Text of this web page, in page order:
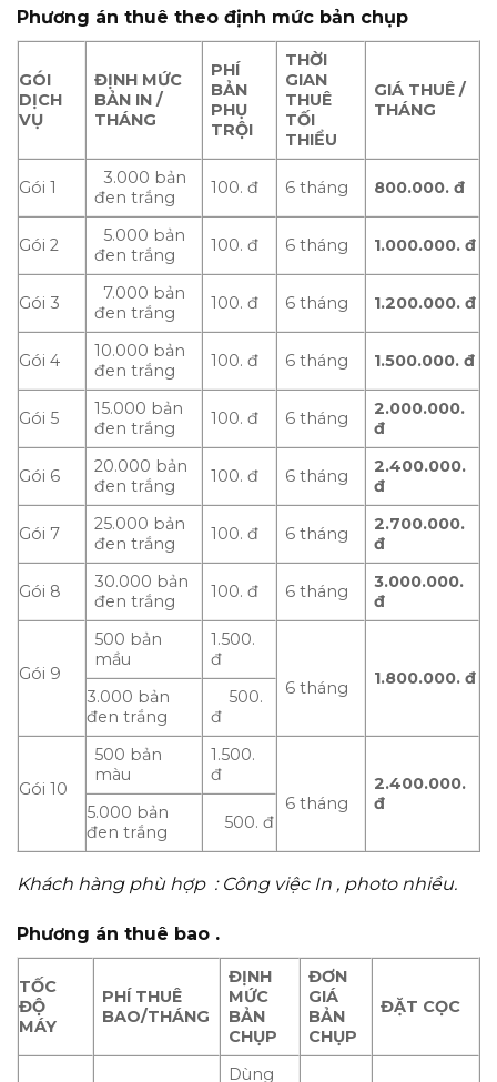
Phương án thuê theo định mức bản chụp
GÓI
DỊCH
VỤ
ĐỊNH MỨC
BẢN IN /
THÁNG
PHÍ
BẢN
PHỤ
TRỘI
THỜI
GIAN
THUÊ
TỐI
THIỂU
GIÁ THUÊ /
THÁNG
Gói 1
3.000 bản
đen trắng
100. đ 6 tháng 800.000.đ
Gói 2
5.000 bản
đen trắng
100. đ 6 tháng 1.000.000.đ
Gói 3
7.000 bản
đen trắng
100. đ 6 tháng 1.200.000. đ
Gói 4
10.000 bản
đen trắng
100. đ 6 tháng 1.500.000.đ
Gói 5
15.000 bản
đen trắng
100. đ 6 tháng
2.000.000.
đ
Gói 6
20.000 bản
đen trắng
100. đ 6 tháng
2.400.000.
đ
Gói 7
25.000 bản
đen trắng
100. đ 6 tháng
2.700.000.
đ
Gói 8
30.000 bản
đen trắng
100. đ 6 tháng
3.000.000.
đ
Gói 9
500 bản
mầu
1.500.
đ
6 tháng
1.800.000.đ
3.000 bản
đen trắng
500.
đ
Gói 10
500 bản
màu
1.500.
đ
6 tháng
2.400.000.
đ
5.000 bản
đen trắng
500. đ
Khách hàng phù hợp : Công việc In , photo nhiều.
Phương án thuê bao .
TỐC
ĐỘ
MÁY
PHÍ THUÊ
BAO/THÁNG
ĐỊNH
MỨC
BẢN
CHỤP
ĐƠN
GIÁ
BẢN
CHỤP
ĐẶT CỌC
Dùng